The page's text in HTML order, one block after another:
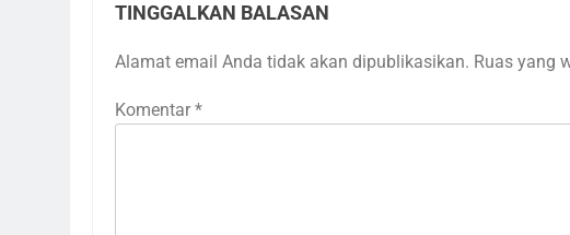
TINGGALKAN BALASAN
Alamat email Anda tidak akan dipublikasikan. Ruas yang
Komentar *